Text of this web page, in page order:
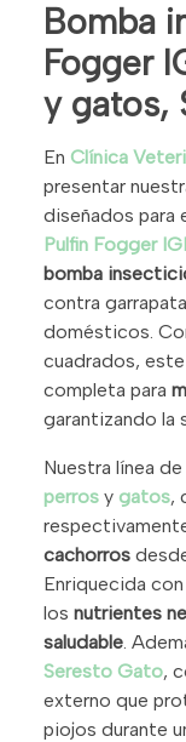
Bomba
Fogger
y gatos,
En Clínica
presentar
diseñados para
Pulfin Fogger
bomba
contra
domésticos.
cuadrados,
completa para
garantizando la
Nuestra línea de
perros y gatos,
cachorros
Enriquecida
los nutrientes
saludable .
Seresto Gato,
externo que
piojos durante